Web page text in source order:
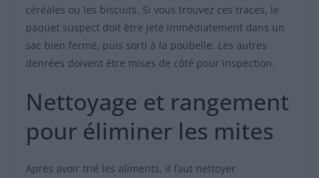
céréales ou les biscuits. Si vous trouvez ces traces, le
paquet suspect doit être jeté immédiatement dans un
sac bien fermé, puis sorti à la poubelle. Les autres
denrées doivent être mises de côté pour inspection.
Nettoyage et rangement
pour éliminer les mites
Après avoir trié les aliments, il faut nettoyer